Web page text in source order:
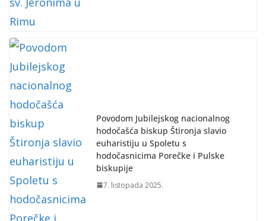
Povodom Jubilejskog nacionalnog
hodočašća biskup Štironja slavio
euharistiju u Spoletu s
hodočasnicima Porečke i Pulske
biskupije
7. listopada 2025.